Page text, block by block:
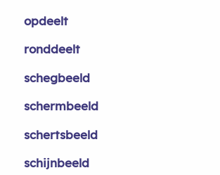
opdeelt
ronddeelt
schegbeeld
schermbeeld
schertsbeeld
schijnbeeld